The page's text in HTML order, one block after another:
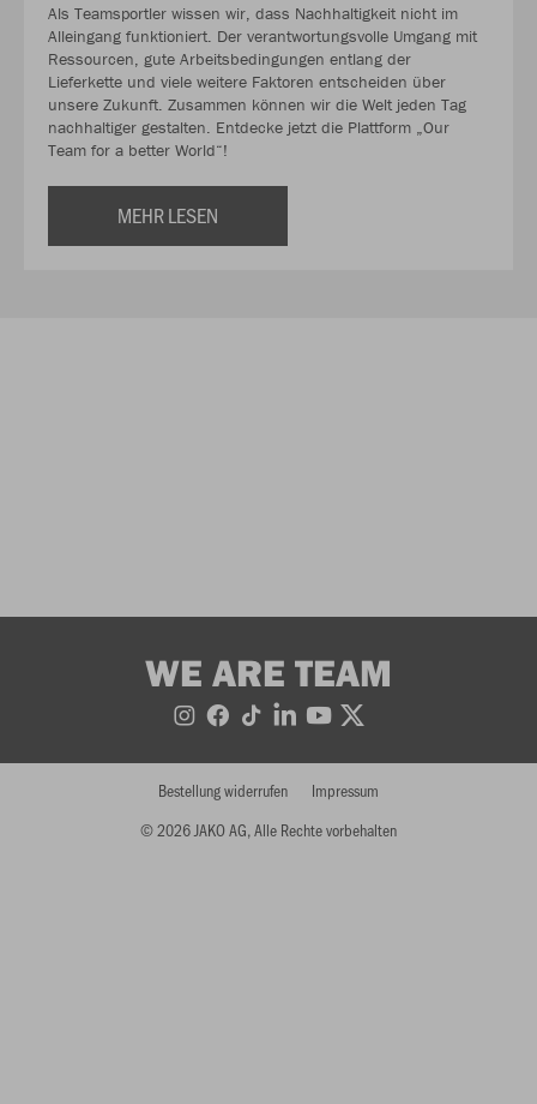
Als Teamsportler wissen wir, dass Nachhaltigkeit nicht im
Alleingang funktioniert. Der verantwortungsvolle Umgang mit
Ressourcen, gute Arbeitsbedingungen entlang der
Lieferkette und viele weitere Faktoren entscheiden über
unsere Zukunft. Zusammen können wir die Welt jeden Tag
nachhaltiger gestalten. Entdecke jetzt die Plattform „Our
Team for a better World“!
MEHR LESEN
WE ARE TEAM
© 2026 JAKO AG, Alle Rechte vorbehalten
Bestellung widerrufen Impressum